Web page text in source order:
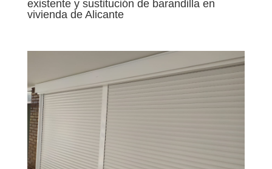
existente y sustitución de barandilla en
vivienda de Alicante